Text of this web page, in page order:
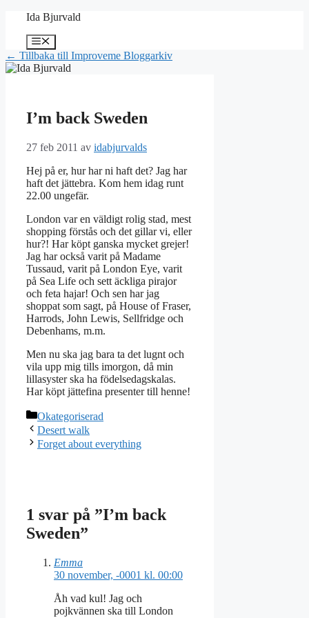
Hoppa
innehåll
Ida Bjurvald
Meny
← Tillbaka till Improveme Bloggarkiv
I’m back Sweden
27 feb 2011 av idabjurvalds
Hej på er, hur har ni haft det? Jag har
haft det jättebra. Kom hem idag runt
22.00 ungefär.
London var en väldigt rolig stad, mest
shopping förstås och det gillar vi, eller
hur?! Har köpt ganska mycket grejer!
Jag har också varit på Madame
Tussaud, varit på London Eye, varit
på Sea Life och sett äckliga pirajor
och feta hajar! Och sen har jag
shoppat som sagt, på House of Fraser,
Harrods, John Lewis, Sellfridge och
Debenhams, m.m.
Men nu ska jag bara ta det lugnt och
vila upp mig tills imorgon, då min
lillasyster ska ha födelsedagskalas.
Har köpt jättefina presenter till henne!
Kategorier
Okategoriserad
Desert walk
Forget about everything
1 svar på ”I’m back
Sweden”
Emma
30 november, -0001 kl. 00:00
Åh vad kul! Jag och
pojkvännen ska till London